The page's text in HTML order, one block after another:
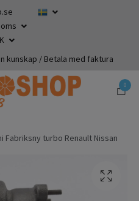
kunskap / Betala med faktura
0
Fabriksny turbo Renault Nissan